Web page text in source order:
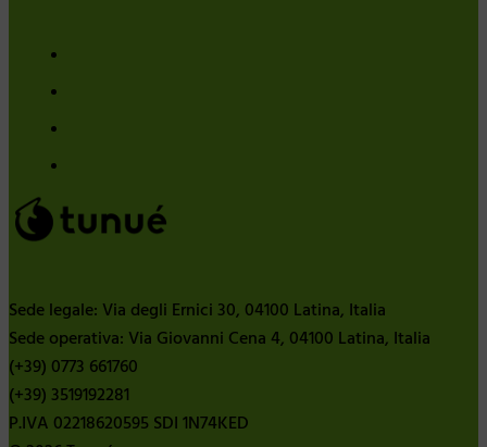
Sede legale: Via degli Ernici 30, 04100 Latina, Italia
Sede operativa: Via Giovanni Cena 4, 04100 Latina, Italia
(+39) 0773 661760
(+39) 3519192281
P.IVA 02218620595 SDI 1N74KED